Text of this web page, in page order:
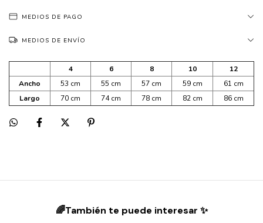
MEDIOS DE PAGO
MEDIOS DE ENVÍO
4 6 8 10
12
Ancho
53 cm 55 cm 57 cm 59 cm
61 cm
Largo
70 cm 74 cm 78 cm 82 cm 86 cm
🌈También te puede interesar ✨